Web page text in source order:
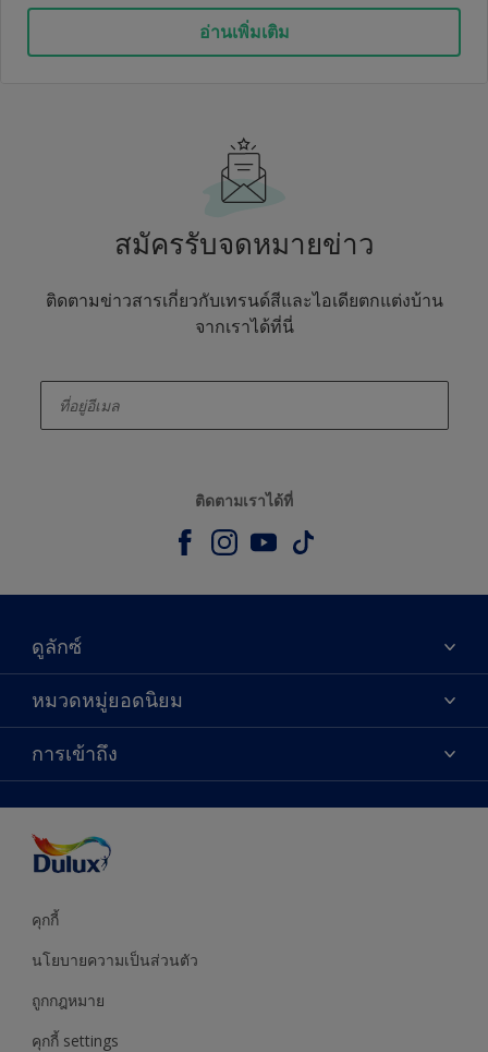
อ่านเพิ่มเติม
สมัครรับจดหมายข่าว
ติดตามข่าวสารเกี่ยวกับเทรนด์สีและไอเดียตกแต่งบ้าน
จากเราได้ที่นี่
ติดตามเราได้ที่
ดูลักซ์
เกี่ยวกับดูลักซ์
ติดต่อเรา
ค้นหาร้านค้า
หมวดหมู่ยอดนิยม
ผลิตภัณฑ์
ไอเดียการตกแต่ง
คำแนะนำจากผู้เชี่ยวชาญ
บริการออกแบบสี
การเข้าถึง
คุกกี้
นโยบายความเป็นส่วนตัว
ถูกกฎหมาย
คุกกี้ settings